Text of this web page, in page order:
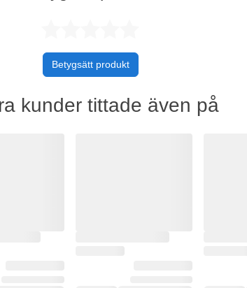
Betygsätt produkt
kunder tittade även på